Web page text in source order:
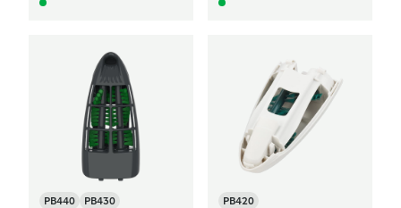
PB440 PB430 PB420